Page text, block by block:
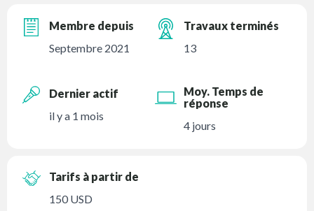
Membre depuis
Septembre 2021
Travaux terminés
13
Dernier actif
il y a 1 mois
Moy. Temps de
réponse
4 jours
Tarifs à partir de
150 USD